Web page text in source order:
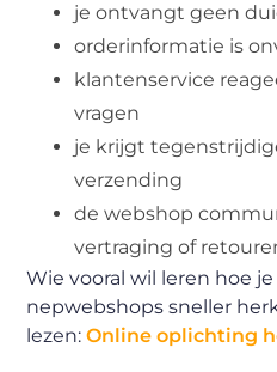
je ontvangt geen
orderinformatie is
klantenservice
vragen
je krijgt
verzending
de webshop
vertraging of
Wie vooral wil leren hoe
nepwebshops sneller
lezen:Online oplichting